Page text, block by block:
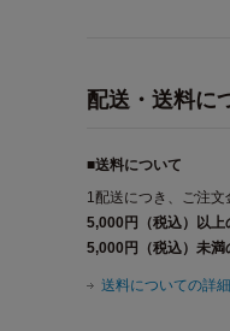
配送・送料に
■送料について
1配送につき、ご注文
5,000円（税込）以上
5,000円（税込）未満
送料についての詳